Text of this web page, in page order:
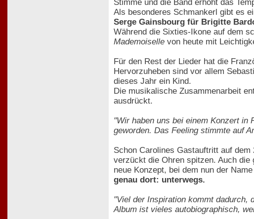
Stimme und die Band erhöht das
Als besonderes Schmankerl gibt es
Serge Gainsbourg für Brigitte
Während die Sixties-Ikone auf dem
Mademoiselle von heute mit
Für den Rest der Lieder hat die
Hervorzuheben sind vor allem
dieses Jahr ein Kind.
Die musikalische Zusammenarbeit
ausdrückt.
"Wir haben uns bei einem Konzert in
geworden. Das Feeling stimmte auf
Schon Carolines Gastauftritt auf
verzückt die Ohren spitzen. Auch
neue Konzept, bei dem nun der
genau dort: unterwegs.
"Viel der Inspiration kommt dadurch,
Album ist vieles autobiographisch,